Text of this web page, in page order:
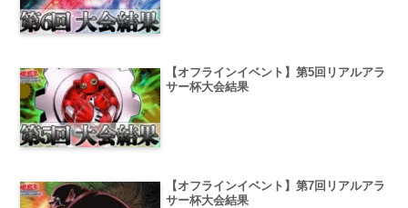
【オフラインイベント】第5回リアルアラ
サー杯大会結果
【オフラインイベント】第7回リアルアラ
サー杯大会結果